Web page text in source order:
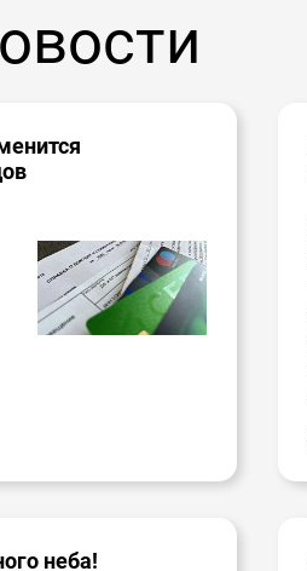
неба!